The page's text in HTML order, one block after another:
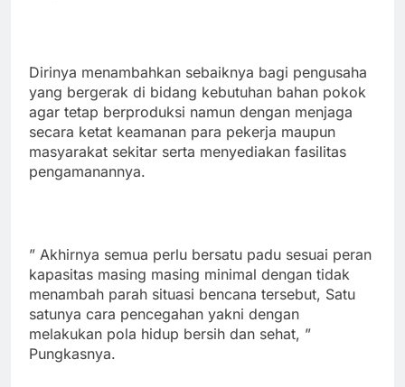
Dirinya menambahkan sebaiknya bagi pengusaha
yang bergerak di bidang kebutuhan bahan pokok
agar tetap berproduksi namun dengan menjaga
secara ketat keamanan para pekerja maupun
masyarakat sekitar serta menyediakan fasilitas
pengamanannya.
” Akhirnya semua perlu bersatu padu sesuai peran
kapasitas masing masing minimal dengan tidak
menambah parah situasi bencana tersebut, Satu
satunya cara pencegahan yakni dengan
melakukan pola hidup bersih dan sehat, ”
Pungkasnya.